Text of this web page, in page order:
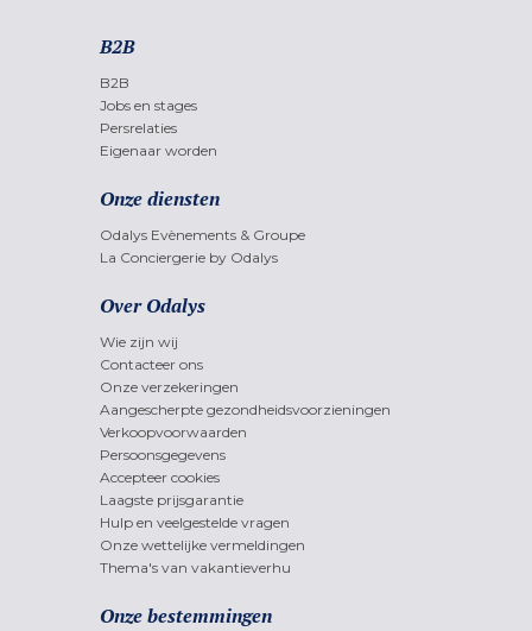
B2B
B2B
Jobs en stages
Persrelaties
Eigenaar worden
Onze diensten
Odalys Evènements & Groupe
La Conciergerie by Odalys
Over Odalys
Wie zijn wij
Contacteer ons
Onze verzekeringen
Aangescherpte gezondheidsvoorzieningen
Verkoopvoorwaarden
Persoonsgegevens
Accepteer cookies
Laagste prijsgarantie
Hulp en veelgestelde vragen
Onze wettelijke vermeldingen
Thema's van vakantieverhu
Onze bestemmingen